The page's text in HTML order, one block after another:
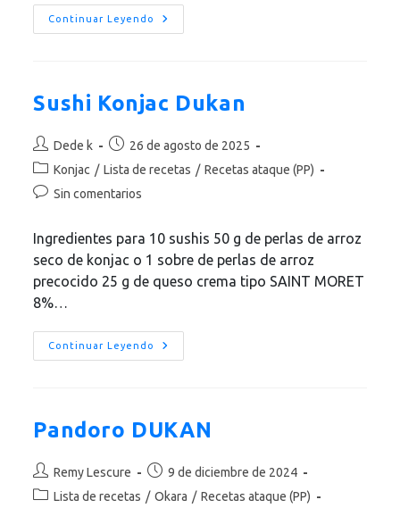
Continuar Leyendo
Espaguetis
Con
Jamón
Curado
Sushi Konjac Dukan
Autor
de
entrada:
Dede k
Publicación
de
entrada:
26 de agosto de 2025
Categoría
de
Konjac / Lista de recetas / Recetas ataque (PP)
Comentarios
entrada:
Sin comentarios
Ingredientes para 10 sushis 50 g de perlas de arroz
seco de konjac o 1 sobre de perlas de arroz
precocido 25 g de queso crema tipo SAINT MORET
8%…
Continuar Leyendo
Sushi
Konjac
Pandoro DUKAN
Autor
de
Remy Lescure
Publicación
de
9 de diciembre de 2024
Categoría
Lista de recetas / Okara / Recetas ataque (PP)